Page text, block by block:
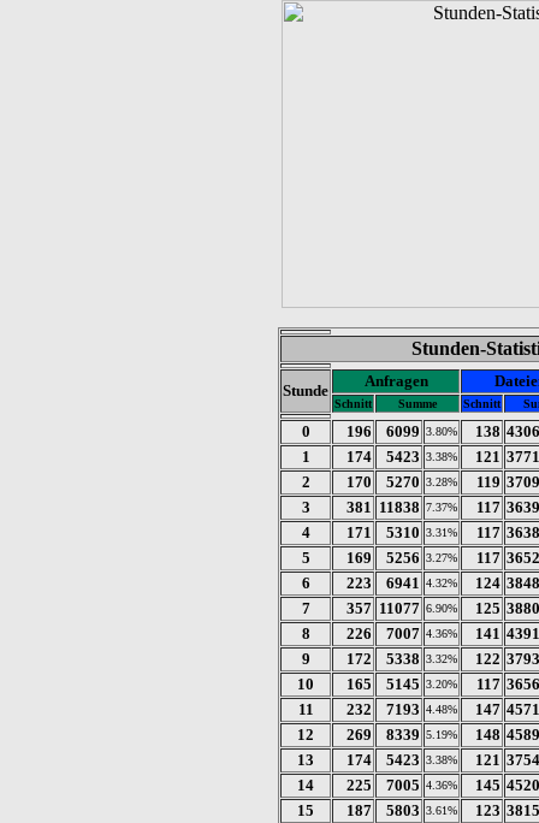
Stunden-
Stunde
Anfragen
Schnitt Summe Schnitt
0 196 6099 3.80% 138 4306
1
174 5423 3.38% 121 3771
2
170 5270 3.28% 119 3709
3
381 11838 7.37% 117 3639
4
171 5310 3.31% 117 3638
5
169 5256 3.27% 117 3652
6
223 6941 4.32% 124 3848
7
357 11077 6.90% 125 3880
8
226 7007 4.36% 141 4391
9
172 5338 3.32% 122 3793
10
165 5145 3.20% 117 3656
11
232 7193 4.48% 147 4571
12
269 8339 5.19% 148 4589
13
174 5423 3.38% 121 3754
14
225 7005 4.36% 145 4520
15
187 5803 3.61% 123 3815